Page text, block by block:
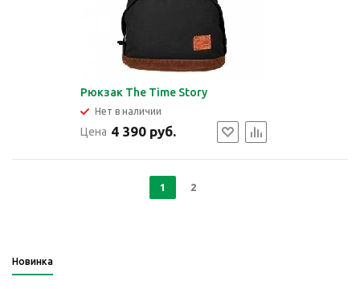
Рюкзак The Time Story
Нет в наличии
Цена 4 390 руб.
1 2
Новинка